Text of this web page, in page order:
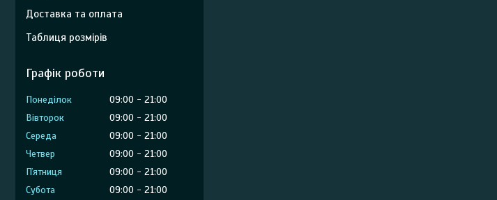
Доставка та оплата
Таблиця розмірів
Графік роботи
Понеділок 09:00
21:00
Вівторок
09:00
21:00
Середа
09:00
21:00
Четвер
09:00
21:00
Пʼятниця
09:00
21:00
Субота
09:00
21:00